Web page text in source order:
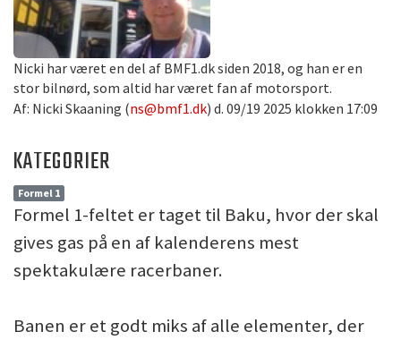
Nicki har været en del af BMF1.dk siden 2018, og han er en
stor bilnørd, som altid har været fan af motorsport.
Af: Nicki Skaaning (ns@bmf1.dk) d. 09/19 2025 klokken 17:09
KATEGORIER
Formel 1
Formel 1-feltet er taget til Baku, hvor der skal
gives gas på en af kalenderens mest
spektakulære racerbaner.
Banen er et godt miks af alle elementer, der